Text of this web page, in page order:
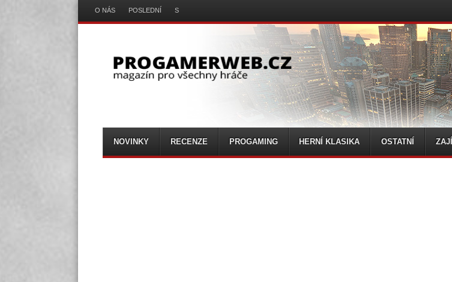
Menu
Skip
to
O NÁS POSLEDNÍ S
Progamer web
Menu
content
NOVINKY RECENZE PROGAMING HERNÍ KLASIKA OSTATNÍ